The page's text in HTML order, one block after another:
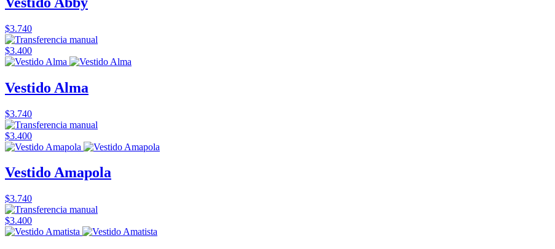
$3.740
$3.400
Vestido Alma
$3.740
$3.400
Vestido Amapola
$3.740
$3.400